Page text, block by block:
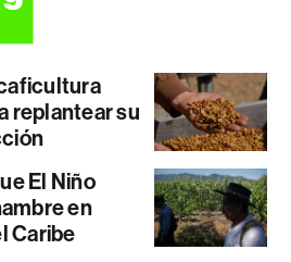
replantear su
El Niño
en
Caribe